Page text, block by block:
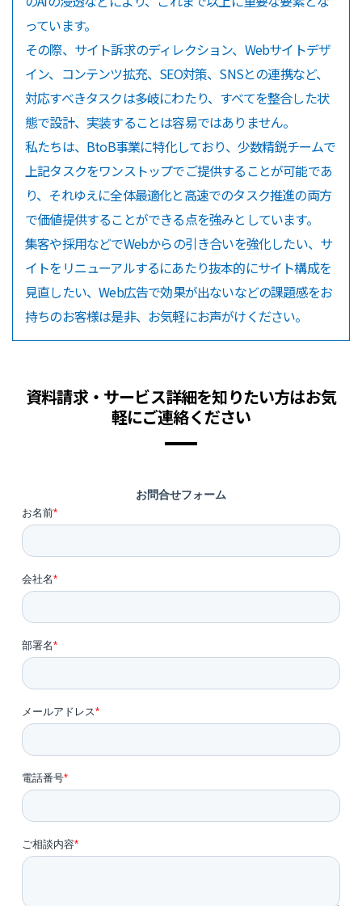
っています。
その際、サイト訴求のディレクション、Webサイトデザ
イン、コンテンツ拡充、SEO対策、SNSとの連携など、
対応すべきタスクは多岐にわたり、すべてを整合した状
態で設計、実装することは容易ではありません。
私たちは、BtoB事業に特化しており、少数精鋭チームで
上記タスクをワンストップでご提供することが可能であ
り、それゆえに全体最適化と高速でのタスク推進の両方
で価値提供することができる点を強みとしています。
集客や採用などでWebからの引き合いを強化したい、サ
イトをリニューアルするにあたり抜本的にサイト構成を
見直したい、Web広告で効果が出ないなどの課題感をお
持ちのお客様は是非、お気軽にお声がけください。
資料請求・サービス詳細を知りたい方はお気
軽にご連絡ください